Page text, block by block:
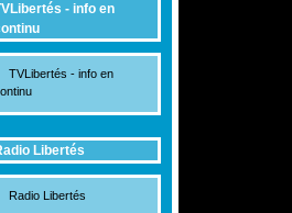
- info en
TVLibertés - info en
Libertés
Radio Libertés